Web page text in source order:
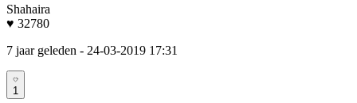
Shahaira
♥ 32780
7 jaar geleden - 24-03-2019 17:31
1